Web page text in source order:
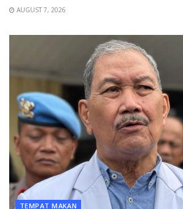
AUGUST 7, 2026
TEMPAT MAKAN